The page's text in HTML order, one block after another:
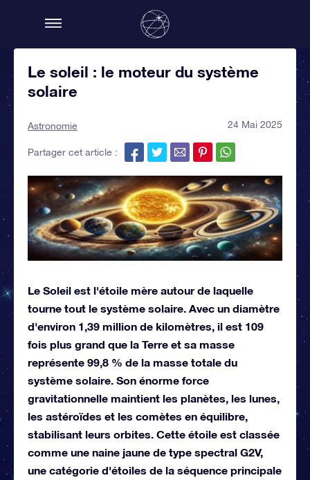
Le soleil : le moteur du système
solaire
Astronomie 24 Mai 2025
Partager cet article :
Le Soleil est l'étoile mère autour de laquelle
tourne tout le système solaire. Avec un diamètre
d'environ 1,39 million de kilomètres, il est 109
fois plus grand que la Terre et sa masse
représente 99,8 % de la masse totale du
système solaire. Son énorme force
gravitationnelle maintient les planètes, les lunes,
les astéroïdes et les comètes en équilibre,
stabilisant leurs orbites. Cette étoile est classée
comme une naine jaune de type spectral G2V,
une catégorie d'étoiles de la séquence principale